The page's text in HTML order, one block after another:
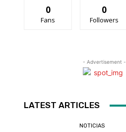
0
Fans
0
Followers
- Advertisement -
LATEST ARTICLES
NOTICIAS